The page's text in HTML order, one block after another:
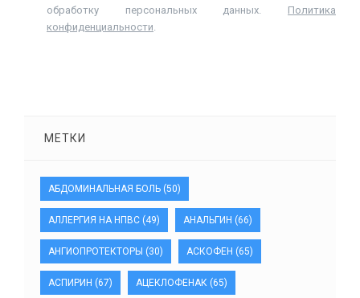
обработку персональных данных. Политика
конфиденциальности.
МЕТКИ
АБДОМИНАЛЬНАЯ БОЛЬ (50)
АЛЛЕРГИЯ НА НПВС (49) АНАЛЬГИН (66)
АНГИОПРОТЕКТОРЫ (30) АСКОФЕН (65)
АСПИРИН (67) АЦЕКЛОФЕНАК (65)